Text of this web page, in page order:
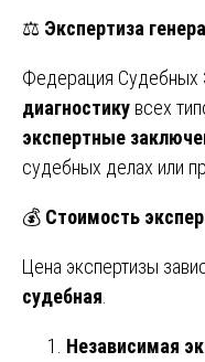
⚖️ Экспертиза
Федерация Судебных
диагностику всех
экспертные
судебных делах или
💰 Стоимость
Цена экспертизы
судебная
Независимая